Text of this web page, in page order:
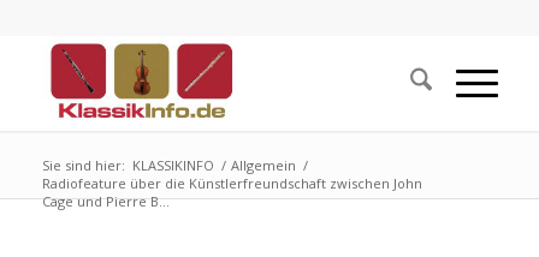
Sie sind hier: KLASSIKINFO / Allgemein /
Radiofeature über die Künstlerfreundschaft zwischen John
Cage und Pierre B...